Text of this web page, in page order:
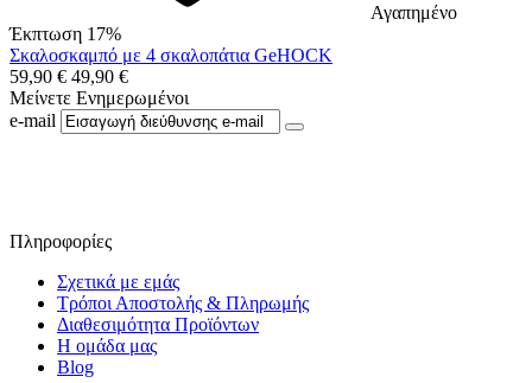
Αγαπημένο
Έκπτωση 17%
Σκαλοσκαμπό με 4 σκαλοπάτια GeHOCK
59,90 € 49,90 €
Μείνετε Ενημερωμένοι
e-mail
Πληροφορίες
Σχετικά με εμάς
Τρόποι Αποστολής & Πληρωμής
Διαθεσιμότητα Προϊόντων
Η ομάδα μας
Blog